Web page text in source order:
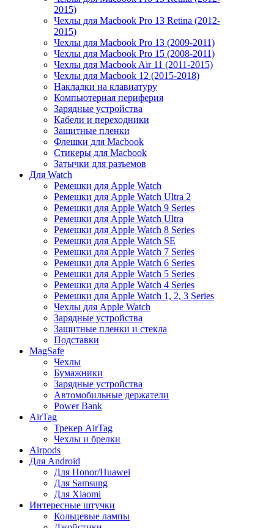
2015)
Чехлы для Macbook Pro 13 Retina (2012-
2015)
Чехлы для Macbook Pro 13 (2009-2011)
Чехлы для Macbook Pro 15 (2008-2011)
Чехлы для Macbook Air 11 (2011-2015)
Чехлы для Macbook 12 (2015-2018)
Накладки на клавиатуру
Компьютерная периферия
Зарядные устройства
Кабели и переходники
Защитные пленки
Флешки для Macbook
Стикеры для Macbook
Затычки для разъемов
Для Watch
Ремешки для Apple Watch
Ремешки для Apple Watch Ultra 2
Ремешки для Apple Watch 9 Series
Ремешки для Apple Watch Ultra
Ремешки для Apple Watch 8 Series
Ремешки для Apple Watch SE
Ремешки для Apple Watch 7 Series
Ремешки для Apple Watch 6 Series
Ремешки для Apple Watch 5 Series
Ремешки для Apple Watch 4 Series
Ремешки для Apple Watch 1, 2, 3 Series
Чехлы для Apple Watch
Зарядные устройства
Защитные пленки и стекла
Подставки
MagSafe
Чехлы
Бумажники
Зарядные устройства
Автомобильные держатели
Power Bank
AirTag
Трекер AirTag
Чехлы и брелки
Airpods
Для Android
Для Honor/Huawei
Для Samsung
Для Xiaomi
Интересные штучки
Кольцевые лампы